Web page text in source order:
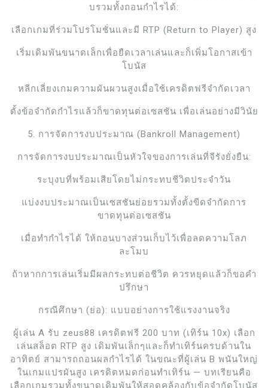
บรวมทั้งถอนกำไรได้:
เลือกเกมที่ร่วมโปรโมชั่นและมี RTP (Return to Player) สูง
เริ่มเดิมพันขนาดเล็กเพื่อยืดเวลาเล่นและก็เพิ่มโอกาสเข้า
โบนัส
หลีกเลี่ยงเกมความผันผวนสูงเมื่อใช้เครดิตฟรีจำกัดเวลา
ตั้งข้อจำกัดกำไรแล้วก็ขาดทุนต่อเซสชัน เพื่อเล่นอย่างมีวินัย
5. การจัดการงบประมาณ (Bankroll Management)
การจัดการงบประมาณเป็นหัวใจของการเล่นที่จีรังยั่งยืน:
ระบุงบที่พร้อมเสียโดยไม่กระทบชีวิตประจำวัน
แบ่งงบประมาณเป็นเซสชันย่อยรวมทั้งตั้งขีดจำกัดการ
ขาดทุนต่อเซสชัน
เมื่อทำกำไรได้ ให้ถอนบางส่วนเก็บไว้เพื่อลดความโลภ
ละโมบ
ถ้าหากการเล่นเริ่มมีผลกระทบต่อชีวิต ควรหยุดแล้วก็ขอคำ
ปรึกษา
กรณีศึกษา (ย่อ): แบบอย่างการใช้แรงงานจริง
ผู้เล่น A รับ zeus88 เครดิตฟรี 200 บาท (เทิร์น 10x) เลือก
เล่นสล็อต RTP สูง เดิมพันเล็กๆและก็ทำเทิร์นครบด้านใน
อาทิตย์ สามารถถอนผลกำไรได้ ในขณะที่ผู้เล่น B พนันใหญ่
ในเกมแปรผันสูง เครดิตหมดก่อนทำเทิร์น — บทเรียนคือ
เลือกเกมรวมทั้งขนาดเดิมพันให้สอดคล้องกับข้อจำกัดโบนัส